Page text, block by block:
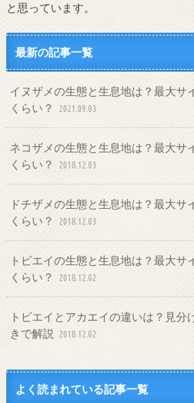
と思っています。
最新の記事一覧
イヌザメの生態と生息地は？最大サ
くらい？
2021.09.03
ネコザメの生態と生息地は？最大サ
くらい？
2018.12.03
ドチザメの生態と生息地は？最大サ
くらい？
2018.12.03
トビエイの生態と生息地は？最大サ
くらい？
2018.12.02
トビエイとアカエイの違いは？見分
きで解説
2018.12.02
よく読まれている記事一覧